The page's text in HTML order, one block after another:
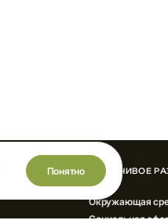
Понятно УСТОЙЧИВОЕ
Окружающая